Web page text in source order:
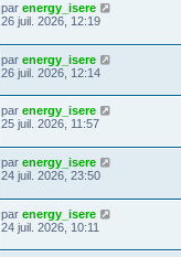
par energy_isere
26 juil. 2026, 12:19
par energy_isere
26 juil. 2026, 12:14
par energy_isere
25 juil. 2026, 11:57
par energy_isere
24 juil. 2026, 23:50
par energy_isere
24 juil. 2026, 10:11